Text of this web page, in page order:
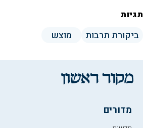
תגיות
ביקורת תרבות מוצש
מדורים